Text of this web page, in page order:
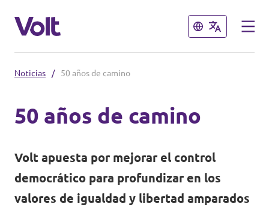
Cerrar
Volt Albania
Volt Austria
Volt Bélgica
Cerrar
Sobre Volt
Noticias / 50 años de camino
50 años de camino
Volt apuesta por mejorar el control
democrático para profundizar en los
valores de igualdad y libertad amparados